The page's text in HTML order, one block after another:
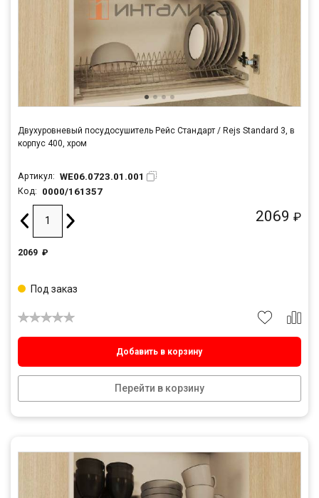
Двухуровневый посудосушитель Рейс Стандарт / Rejs Standard 3, в
корпус 400, хром
Артикул: WE06.0723.01.001
Код: 0000/161357
2069 ₽
2069 ₽
Добавить в корзину
Перейти в корзину
Под заказ